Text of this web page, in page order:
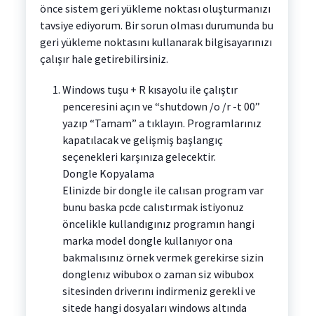
önce sistem geri yükleme noktası oluşturmanızı
tavsiye ediyorum. Bir sorun olması durumunda bu
geri yükleme noktasını kullanarak bilgisayarınızı
çalışır hale getirebilirsiniz.
Windows tuşu + R kısayolu ile çalıştır
penceresini açın ve “shutdown /o /r -t 00”
yazıp “Tamam” a tıklayın. Programlarınız
kapatılacak ve gelişmiş başlangıç
seçenekleri karşınıza gelecektir.
Dongle Kopyalama
Elinizde bir dongle ile calısan program var
bunu baska pcde calıstırmak istiyonuz
öncelikle kullandıgınız programın hangi
marka model dongle kullanıyor ona
bakmalısınız örnek vermek gerekirse sizin
donglenız wibubox o zaman siz wibubox
sitesinden driverını indirmeniz gerekli ve
sitede hangi dosyaları windows altında